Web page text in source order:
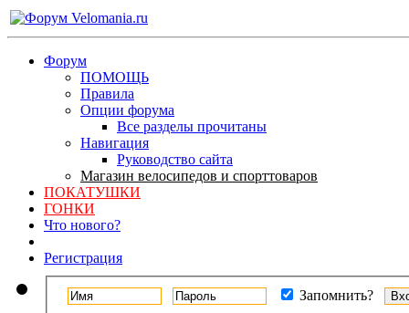
Форум
ПОМОЩЬ
Правила
Опции форума
Все разделы прочитаны
Навигация
Руководство сайта
Магазин велосипедов и спорттоваров
ПОКАТУШКИ
ГОНКИ
Что нового?
Регистрация
Запомнить?